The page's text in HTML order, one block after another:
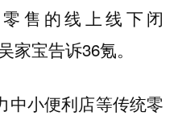
售的线上线下闭
家宝告诉36氪。
中小便利店等传统零